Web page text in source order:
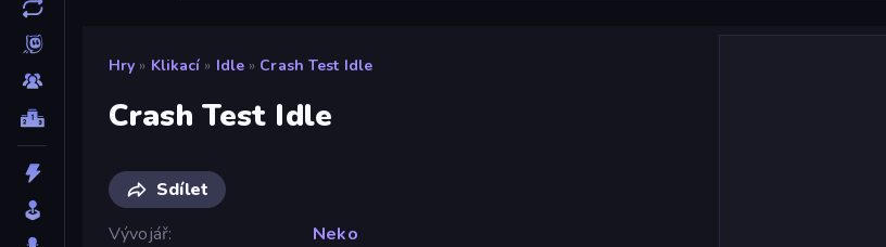
Hry » Klikací » Idle » Crash Test Idle
Crash Test Idle
Sdílet
Vývojář
Neko